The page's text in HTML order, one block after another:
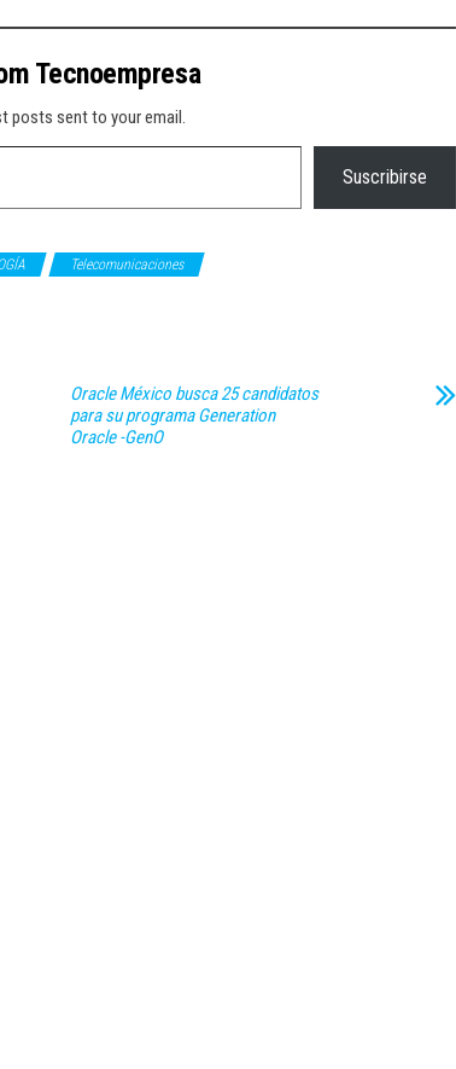
Tecnoempresa
posts sent to your email.
Suscribirse
Telecomunicaciones
Oracle México busca 25 candidatos
para su programa Generation
Oracle -GenO